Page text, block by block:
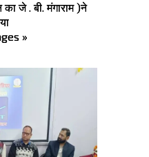
का जे . बी. मंगाराम )ने
»